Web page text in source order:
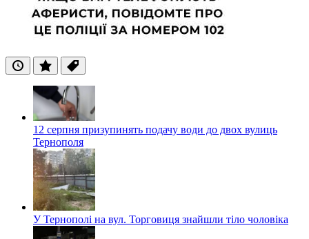
ОстанніПопулярні
Теги
12 серпня призупинять подачу води до двох вулиць
Тернополя
У Тернополі на вул. Торговиця знайшли тіло чоловіка